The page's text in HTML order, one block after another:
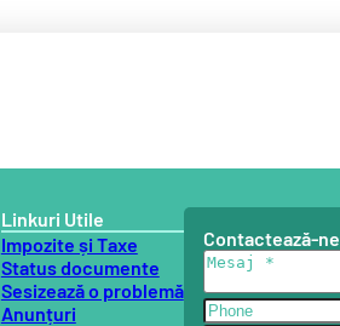
Linkuri Utile
Impozite și Taxe
Status documente
Sesizează o problemă
Anunțuri
Contactează-ne